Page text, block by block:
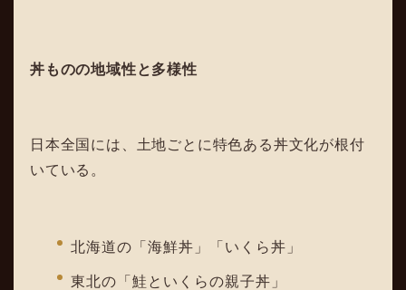
丼ものの地域性と多様性
日本全国には、土地ごとに特色ある丼文化が根付
いている。
北海道の「海鮮丼」「いくら丼」
東北の「鮭といくらの親子丼」